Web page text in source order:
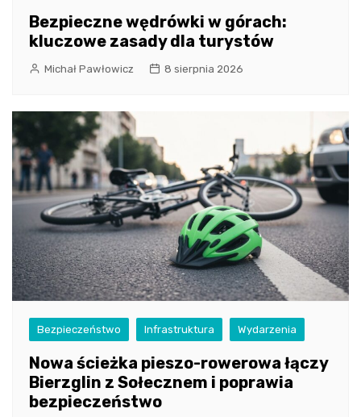
Bezpieczne wędrówki w górach:
kluczowe zasady dla turystów
Michał Pawłowicz 8 sierpnia 2026
Bezpieczeństwo Infrastruktura Wydarzenia
Nowa ścieżka pieszo-rowerowa łączy
Bierzglin z Sołecznem i poprawia
bezpieczeństwo